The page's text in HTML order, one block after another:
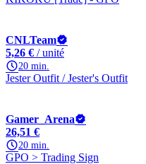
CNLTeam
5,26 € / unité
20 min.
Jester Outfit / Jester's Outfit
Gamer_Arena
26,51 €
20 min.
GPO > Trading Sign